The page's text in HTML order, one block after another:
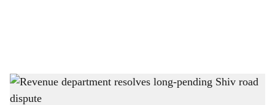
h
Revenue department resolves long-pending Shiv road dispute-Agrowon